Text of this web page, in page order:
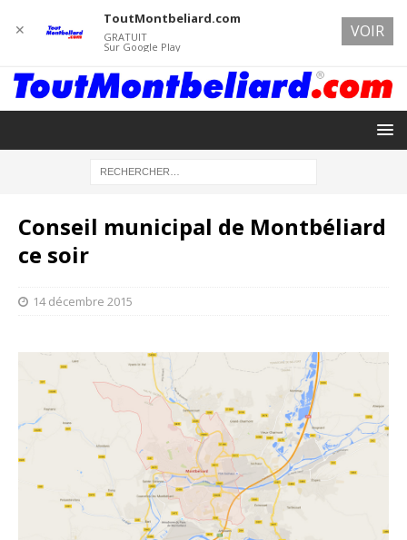
Conseil municipal de Montbéliard
ce soir
14 décembre 2015
✕
ToutMontbeliard.com
GRATUIT
Sur Google Play
VOIR